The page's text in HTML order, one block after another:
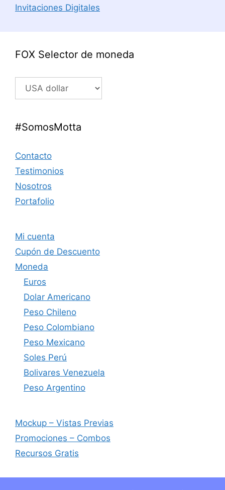
Invitaciones Digitales
FOX Selector de moneda
#SomosMotta
Contacto
Testimonios
Nosotros
Portafolio
Mi cuenta
Cupón de Descuento
Moneda
Euros
Dolar Americano
Peso Chileno
Peso Colombiano
Peso Mexicano
Soles Perú
Bolivares Venezuela
Peso Argentino
Mockup – Vistas Previas
Promociones – Combos
Recursos Gratis